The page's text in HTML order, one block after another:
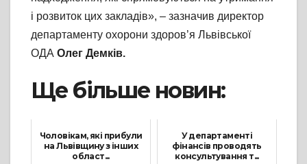
і розвиток цих закладів», – зазначив директор
департаменту охорони здоров’я Львівської
ОДА Олег Демків.
Ще більше новин:
Чоловікам, які прибули
на Львівщину з інших
област...
У департаменті
фінансів проводять
консультування т...